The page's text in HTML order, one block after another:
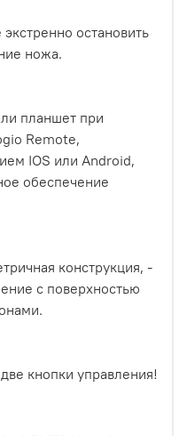
остановить
ножа.
планшет при
Remote,
IOS или Android,
обеспечение
конструкция, -
с поверхностью
кнопки управления!